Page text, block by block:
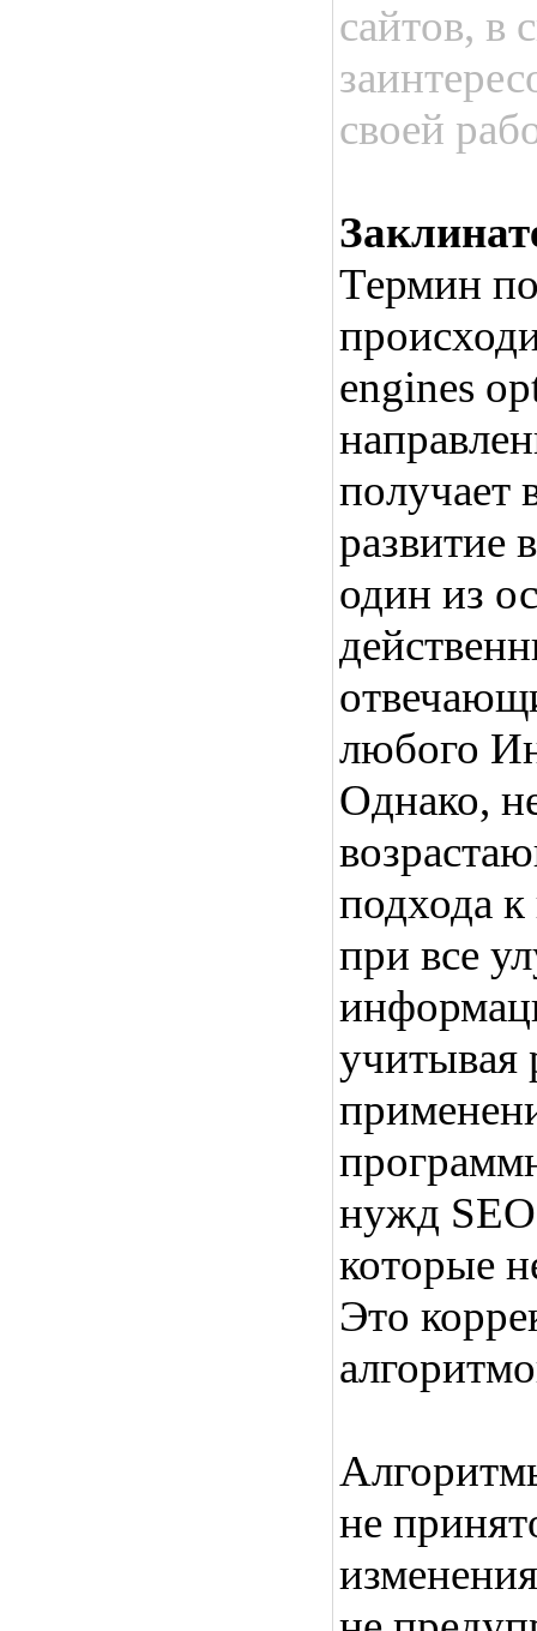
сайтов, в
своей
Термин
engines
получает
развитие
один из
любого
Однако,
подхода к
при все
учитывая
нужд
которые
Это
не